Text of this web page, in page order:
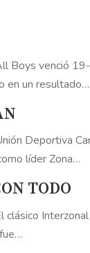
Boys venció
en un resultado…
Deportiva
líder Zona…
TODO
clásico